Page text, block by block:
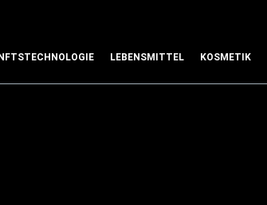
LEBENSMITTEL KOSMETIK